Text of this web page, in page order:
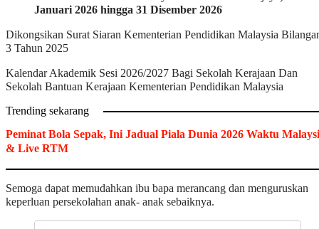
Januari 2026 hingga 31 Disember 2026
Dikongsikan Surat Siaran Kementerian Pendidikan Malaysia
3 Tahun 2025
Kalendar Akademik Sesi 2026/2027 Bagi Sekolah Kerajaan Dan
Sekolah Bantuan Kerajaan Kementerian Pendidikan Malaysia
Trending sekarang
Peminat Bola Sepak, Ini Jadual Piala Dunia 2026 Waktu
& Live RTM
Semoga dapat memudahkan ibu bapa merancang dan menguruskan
keperluan persekolahan anak- anak sebaiknya.